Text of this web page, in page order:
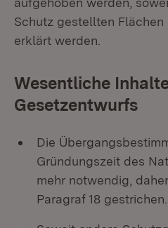
Schutz gestellten
erklärt werden.
Wesentliche
Gesetzentwurfs
Die
Gründungszeit des
mehr notwendig,
Paragraf 18 gestrichen.